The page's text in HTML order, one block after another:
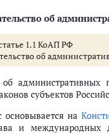
права и обязанности (ст.
(ст. 27.1 -
об
1.1 КоАП РФ
об
об
субъектов
основывается на
и международных